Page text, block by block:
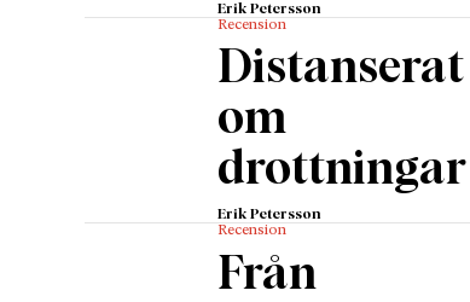
Erik Petersson
Recension
Distanserat
om
drottningar
Erik Petersson
Recension
Från